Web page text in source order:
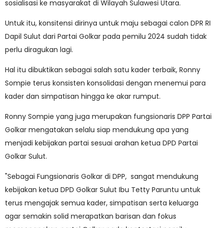
sosialisasi ke masyarakat di Wilayah Sulawesi Utara.
Untuk itu, konsitensi dirinya untuk maju sebagai calon DPR RI
Dapil Sulut dari Partai Golkar pada pemilu 2024 sudah tidak
perlu diragukan lagi.
Hal itu dibuktikan sebagai salah satu kader terbaik, Ronny
Sompie terus konsisten konsolidasi dengan menemui para
kader dan simpatisan hingga ke akar rumput.
Ronny Sompie yang juga merupakan fungsionaris DPP Partai
Golkar mengatakan selalu siap mendukung apa yang
menjadi kebijakan partai sesuai arahan ketua DPD Partai
Golkar Sulut.
"Sebagai Fungsionaris Golkar di DPP, sangat mendukung
kebijakan ketua DPD Golkar Sulut Ibu Tetty Paruntu untuk
terus mengajak semua kader, simpatisan serta keluarga
agar semakin solid merapatkan barisan dan fokus